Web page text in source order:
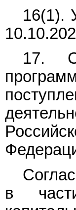
16(1).
17.
в